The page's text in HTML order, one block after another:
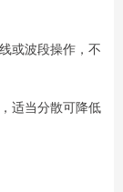
或波段操作，不
适当分散可降低